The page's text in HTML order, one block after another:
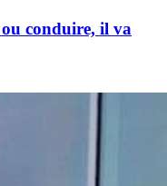
conduire, il va